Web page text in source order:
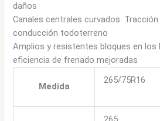
daños
Canales centrales curvados.
conducción todoterreno
Amplios y resistentes bloques en los
eficiencia de frenado mejoradas
Medida
265/75R16